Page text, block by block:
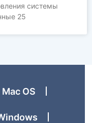
системы
25
Mac OS